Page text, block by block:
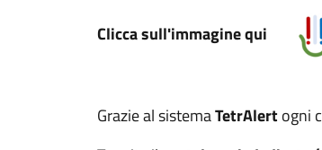
Clicca sull'immagine qui
Grazie al sistemaTetrAlertogni